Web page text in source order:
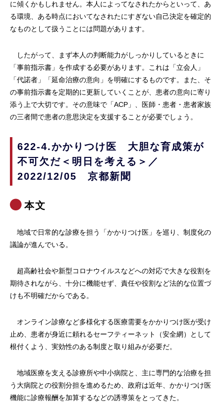
に傾くかもしれません。本人によってなされたからといって、あ
る環境、ある時点においてなされたにすぎない自己決定を確定的
なものとして扱うことには問題があります。
したがって、まず本人の判断能力がしっかりしているときに
「事前指示書」を作成する必要があります。これは「立会人」
「代諾者」「延命治療の意向」を明確にするものです。また、そ
の事前指示書を定期的に更新していくことが、患者の意向に寄り
添う上で大切です。その意味で「ACP」、医師・患者・患者家族
の三者間で患者の意思決定を支援することが必要でしょう。
622-4.かかりつけ医 大胆な育成策が
不可欠だ＜明日を考える＞／
2022/12/05 京都新聞
本文
地域で日常的な診療を担う「かかりつけ医」を巡り、制度化の
議論が進んでいる。
超高齢社会や新型コロナウイルスなどへの対応で大きな役割を
期待されながら、十分に機能せず、責任や役割など法的な位置づ
けも不明確だからである。
オンライン診療など多様化する医療需要をかかりつけ医が受け
止め、患者が身近に頼れるセーフティーネット（安全網）として
根付くよう、実効性のある制度と取り組みが必要だ。
地域医療を支える診療所や中小病院と、主に専門的な治療を担
う大病院との役割分担を進めるため、政府は近年、かかりつけ医
機能に診療報酬を加算するなどの誘導策をとってきた。